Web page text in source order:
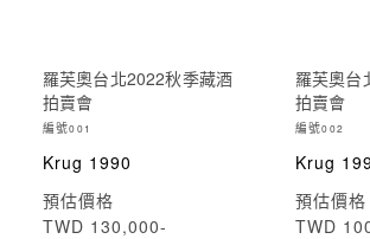
羅芙奧台北2022秋季藏酒
拍賣會
編號001
Krug 1990
預估價格
TWD 130,000-
羅芙奧台
拍賣會
編號002
Krug
預估價格
TWD